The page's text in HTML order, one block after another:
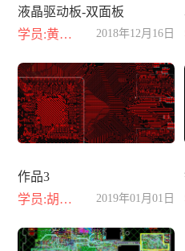
液晶驱动板-双面板
学员:黄晓丽
2018年12月16日
作品3
学员:胡江豪
2019年01月01日